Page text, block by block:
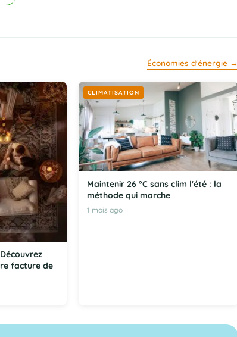
Économies d'énergie →
facture de
CLIMATISATION
Maintenir 26 °C sans clim l'été : la
méthode qui marche
1 mois ago